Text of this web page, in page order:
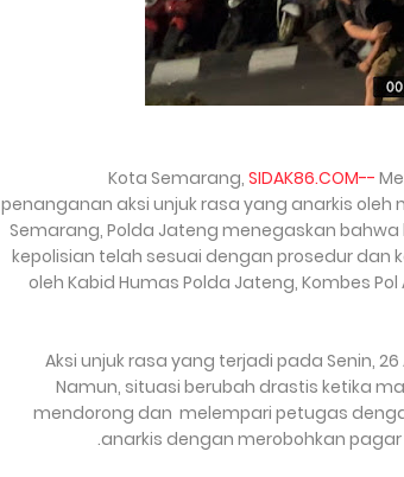
Kota Semarang, SIDAK86.COM--
penanganan aksi unjuk rasa yang anarkis oleh
Semarang, Polda Jateng menegaskan
kepolisian telah sesuai dengan prosedur dan
oleh Kabid Humas Polda Jateng, Kombes
Aksi unjuk rasa yang terjadi pada Senin,
Namun, situasi berubah drastis ketika
mendorong dan melempari petugas
anarkis dengan merobohkan